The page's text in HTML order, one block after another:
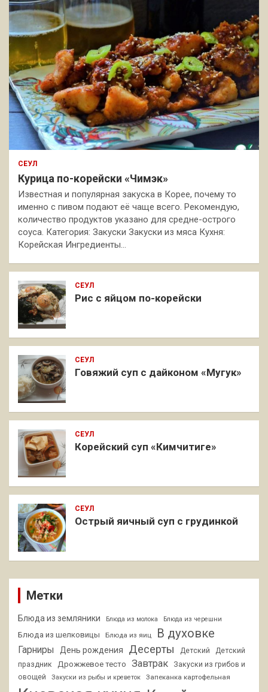
СЕУЛ
Курица по-корейски «Чимэк»
Известная и популярная закуска в Корее, почему то
именно с пивом подают её чаще всего. Рекомендую,
количество продуктов указано для средне-острого
соуса. Категория: Закуски Закуски из мяса Кухня:
Корейская Ингредиенты…
СЕУЛ
Рис с яйцом по-корейски
СЕУЛ
Говяжий суп с дайконом «Мугук»
СЕУЛ
Корейский суп «Кимчитиге»
СЕУЛ
Острый яичный суп с грудинкой
Метки
Блюда из земляники Блюда из молока Блюда из черешни
Блюда из шелковицы Блюда из яиц В духовке
Гарниры День рождения Десерты Детский
Детский
праздник
Дрожжевое тесто Завтрак
Закуски из грибов и
овощей
Закуски из рыбы и креветок Запеканка картофельная